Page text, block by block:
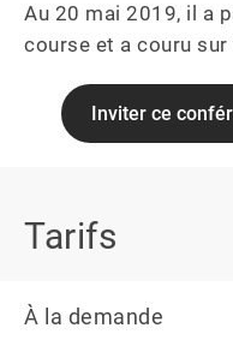
Au 20 mai 2019, il a
course et a couru
Inviter ce
Tarifs
À la demande